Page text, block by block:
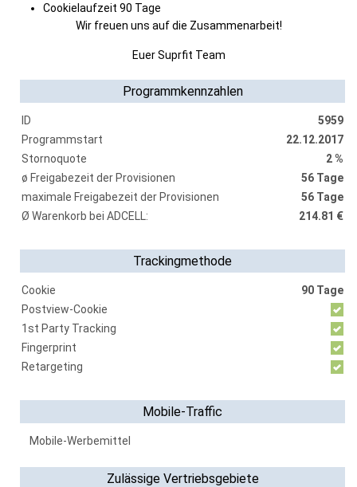
Cookielaufzeit 90 Tage
Wir freuen uns auf die Zusammenarbeit!
Euer Suprfit Team
Programmkennzahlen
ID
5959
Programmstart
22.12.2017
Stornoquote
2 %
ø Freigabezeit der Provisionen
56 Tage
maximale Freigabezeit der Provisionen
56 Tage
Ø Warenkorb bei ADCELL:
214.81 €
Trackingmethode
Cookie
90 Tage
Postview-Cookie
1st Party Tracking
Fingerprint
Retargeting
Mobile-Traffic
Mobile-Werbemittel
Zulässige Vertriebsgebiete